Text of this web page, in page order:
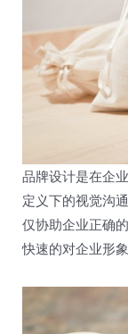
品牌设计是在企
定义下的视觉沟
仅协助企业正确
快速的对企业形